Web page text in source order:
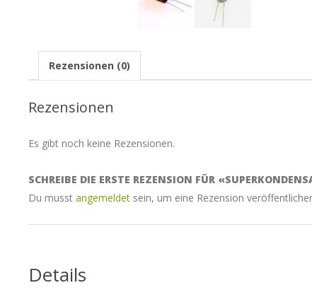
Rezensionen (0)
Rezensionen
Es gibt noch keine Rezensionen.
SCHREIBE DIE ERSTE REZENSION FÜR
Du musst angemeldet sein, um eine Rezension
Details